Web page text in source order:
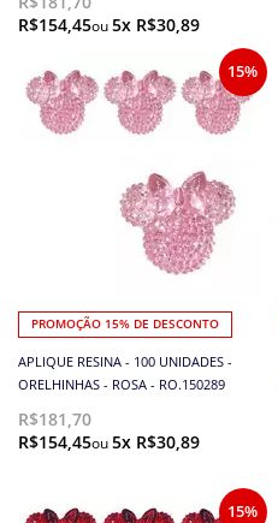
R$154,45
5x R$30,89
PROMOÇÃO 15% DE DESCONTO
APLIQUE RESINA - 100 UNIDADES -
ORELHINHAS - ROSA - RO.150289
R$181,70
R$154,45
5x R$30,89
15%
15%